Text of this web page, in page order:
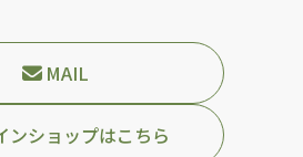
MAIL
ンショップはこちら